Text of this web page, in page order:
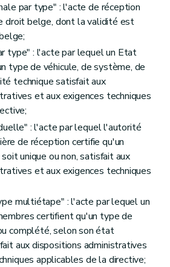
par type" : l'acte de réception
droit belge, dont la validité est
type" : l'acte par lequel un Etat
type de véhicule, de système, de
technique satisfait aux
et aux exigences techniques
: l'acte par lequel l'autorité
de réception certifie qu'un
unique ou non, satisfait aux
et aux exigences techniques
multiétape" : l'acte par lequel un
certifient qu'un type de
complété, selon son état
aux dispositions administratives
applicables de la directive;